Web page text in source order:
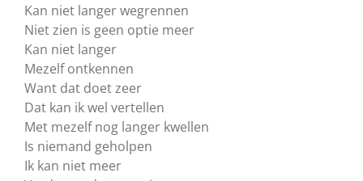
Kan niet langer wegrennen
Niet zien is geen optie meer
Kan niet langer
Mezelf ontkennen
Want dat doet zeer
Dat kan ik wel vertellen
Met mezelf nog langer kwellen
Is niemand geholpen
Ik kan niet meer